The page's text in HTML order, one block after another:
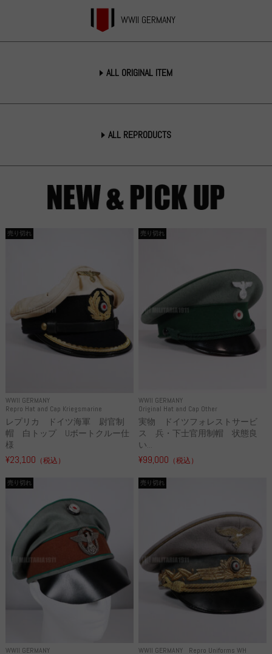
WWII GERMANY
ALL ORIGINAL ITEM
ALL REPRODUCTS
WWII GERMANY
Repro Hat and Cap Kriegsmarine
売り切れ
レプリカ ドイツ海軍 尉官制
帽 白トップ Uボートクルー仕
様
¥23,100 （税込）
WWII GERMANY
Original Hat and Cap Other
売り切れ
実物 ドイツフォレストサービ
ス 兵・下士官用制帽 状態良
い...
¥99,000 （税込）
WWII GERMANY
売り切れ
WWII GERMANY Repro Uniforms WH
売り切れ